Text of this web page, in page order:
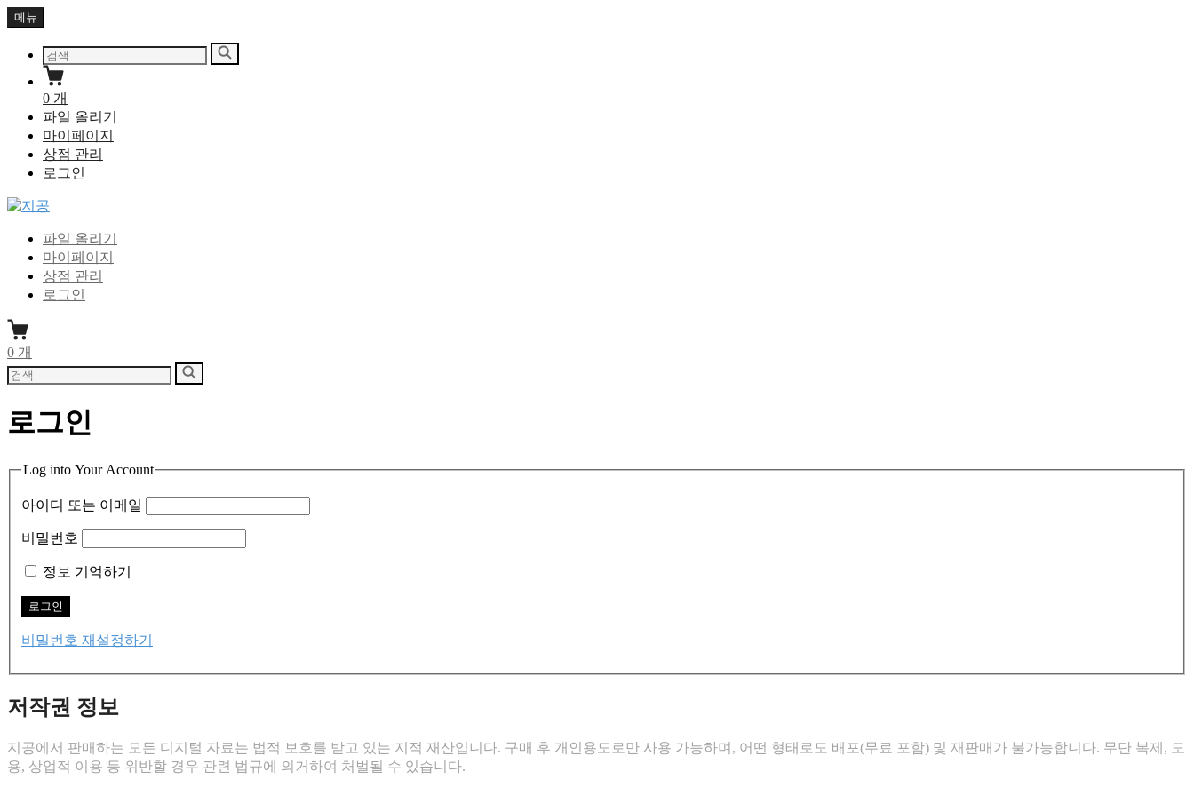
Skip
to
content
메뉴
다
음
을
검
색:
검
색
0 개
파일 올리기
마이페이지
상점 관리
로그인
지공
지식을 공유하다
파일 올리기
마이페이지
상점 관리
로그인
0 개
다
음
검
검
색
로그인
Log into Your Account
아이디 또는 이메일
비밀번호
정보 기억하기
비밀번호 재설정하기
저작권 정보
지공에서 판매하는 모든 디지털 자료는 법적 보호를 받고 있는 지적 재산입니다. 구매 후 개인용도로만 사용 가능하며, 어떤 형태로도 배포(무료 포함) 및 재판매가 불가능합니다. 무단 복제, 도
용, 상업적 이용 등 위반할 경우 관련 법규에 의거하여 처벌될 수 있습니다.